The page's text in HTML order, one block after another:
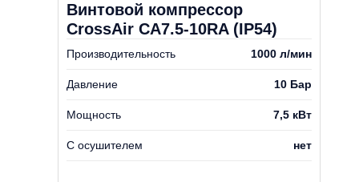
Винтовой компрессор
CrossAir CA7.5-10RA (IP54)
Производительность 1000 л/мин
Давление 10 Бар
Мощность 7,5 кВт
С осушителем нет